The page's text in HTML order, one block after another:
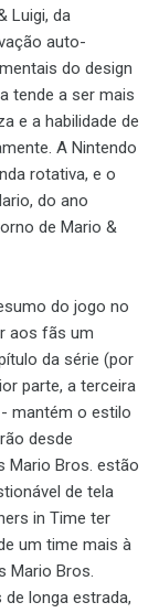
Luigi, da
auto-
do design
tende a ser mais
e a habilidade de
A Nintendo
rotativa, e o
do ano
de Mario &
do jogo no
aos fãs um
da série (por
parte, a terceira
mantém o estilo
desde
Mario Bros. estão
de tela
in Time ter
um time mais à
Mario Bros.
longa estrada,